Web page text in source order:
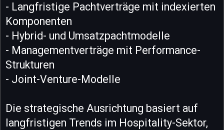
- Langfristige Pachtverträge mit indexierten
Komponenten
- Hybrid- und Umsatzpachtmodelle
- Managementverträge mit Performance-
Strukturen
- Joint-Venture-Modelle
Die strategische Ausrichtung basiert auf
langfristigen Trends im Hospitality-Sektor,